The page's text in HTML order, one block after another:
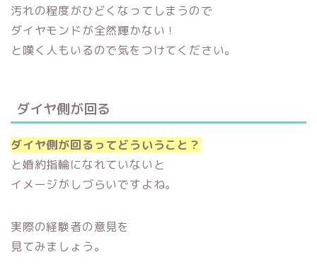
汚れの程度がひどくなってしまうので
ダイヤモンドが全然輝かない！
と嘆く人もいるので気をつけてください。
ダイヤ側が回る
ダイヤ側が回るってどういうこと？
と婚約指輪になれていないと
イメージがしづらいですよね。
実際の経験者の意見を
見てみましょう。